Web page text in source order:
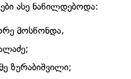
ასე ნაწილდებოდა:
მოსწონდა,
ზურაბიშვილი;